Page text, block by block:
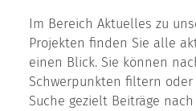
Im Bereich Aktuelles zu
Projekten finden Sie alle
einen Blick. Sie können
Schwerpunkten filtern
Suche gezielt Beiträge